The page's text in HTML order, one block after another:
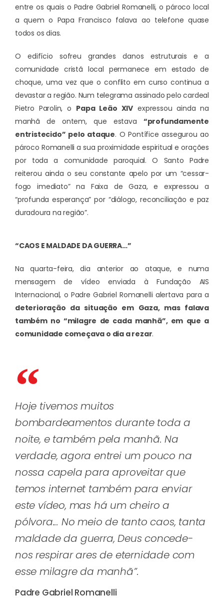
entre os quais o Padre Gabriel Romanelli, o pároco local
a quem o Papa Francisco falava ao telefone quase
todos os dias.
O edifício sofreu grandes danos estruturais e a
comunidade cristã local permanece em estado de
choque, uma vez que o conflito em curso continua a
devastar a região. Num telegrama assinado pelo cardeal
Pietro Parolin, o Papa Leão XIV expressou ainda na
manhã de ontem, que estava “profundamente
entristecido” pelo ataque. O Pontífice assegurou ao
pároco Romanelli a sua proximidade espiritual e orações
por toda a comunidade paroquial. O Santo Padre
reiterou ainda o seu constante apelo por um “cessar-
fogo imediato” na Faixa de Gaza, e expressou a
“profunda esperança” por “diálogo, reconciliação e paz
duradoura na região”.
“CAOS E MALDADE DA GUERRA…”
Na quarta-feira, dia anterior ao ataque, e numa
mensagem de vídeo enviada à Fundação AIS
Internacional, o Padre Gabriel Romanelli alertava para a
deterioração da situação em Gaza, mas falava
também no “milagre de cada manhã”, em que a
comunidade começava o dia a rezar.
Hoje tivemos muitos
bombardeamentos durante toda a
noite, e também pela manhã. Na
verdade, agora entrei um pouco na
nossa capela para aproveitar que
temos internet também para enviar
este vídeo, mas há um cheiro a
pólvora... No meio de tanto caos, tanta
maldade da guerra, Deus concede-
nos respirar ares de eternidade com
esse milagre da manhã”.
Padre Gabriel Romanelli